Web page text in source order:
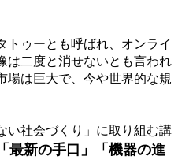
トゥーとも呼ばれ、オンライ
は二度と消せないとも言われ
場は巨大で、今や世界的な規
い社会づくり」に取り組む講
「最新の手口」「機器の進